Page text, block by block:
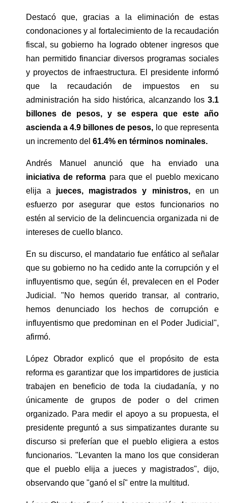
Destacó que, gracias a la eliminación de estas
condonaciones y al fortalecimiento de la recaudación
fiscal, su gobierno ha logrado obtener ingresos que
han permitido financiar diversos programas sociales
y proyectos de infraestructura. El presidente informó
que la recaudación de impuestos en su
administración ha sido histórica, alcanzando los 3.1
billones de pesos, y se espera que este año
ascienda a 4.9 billones de pesos, lo que representa
un incremento del 61.4% en términos nominales.
iniciativa de reforma para que el pueblo mexicano
elija a jueces, magistrados y ministros, en un
esfuerzo por asegurar que estos funcionarios no
estén al servicio de la delincuencia organizada ni de
intereses de cuello blanco.
En su discurso, el mandatario fue enfático al señalar
que su gobierno no ha cedido ante la corrupción y el
influyentismo que, según él, prevalecen en el Poder
Judicial. "No hemos querido transar, al contrario,
hemos denunciado los hechos de corrupción e
influyentismo que predominan en el Poder Judicial",
afirmó.
López Obrador explicó que el propósito de esta
reforma es garantizar que los impartidores de justicia
trabajen en beneficio de toda la ciudadanía, y no
únicamente de grupos de poder o del crimen
organizado. Para medir el apoyo a su propuesta, el
presidente preguntó a sus simpatizantes durante su
discurso si preferían que el pueblo eligiera a estos
funcionarios. "Levanten la mano los que consideran
que el pueblo elija a jueces y magistrados", dijo,
observando que "ganó el sí" entre la multitud.